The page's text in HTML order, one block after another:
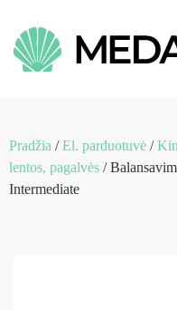
Pradžia /El. parduotuvė /
lentos, pagalvės /
Intermediate